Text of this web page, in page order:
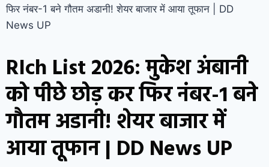
फिर नंबर-1 बने गौतम अडानी! शेयर बाजार में आया तूफान | DD
News UP
RIch List 2026: मुकेश अंबानी
को पीछे छोड़ कर फिर नंबर-1 बने
गौतम अडानी! शेयर बाजार में
आया तूफान | DD News UP